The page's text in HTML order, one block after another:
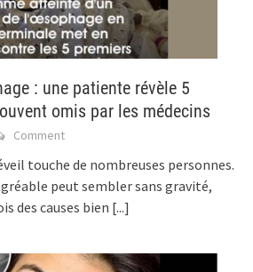
: une patiente révèle 5
omis par les médecins
Comment
touche de nombreuses personnes.
peut sembler sans gravité,
des causes bien [...]